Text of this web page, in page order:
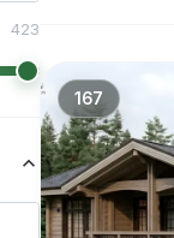
423
167